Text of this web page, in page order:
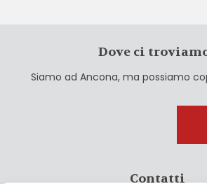
Dove ci
Siamo ad Ancona, ma possiamo
Contatti